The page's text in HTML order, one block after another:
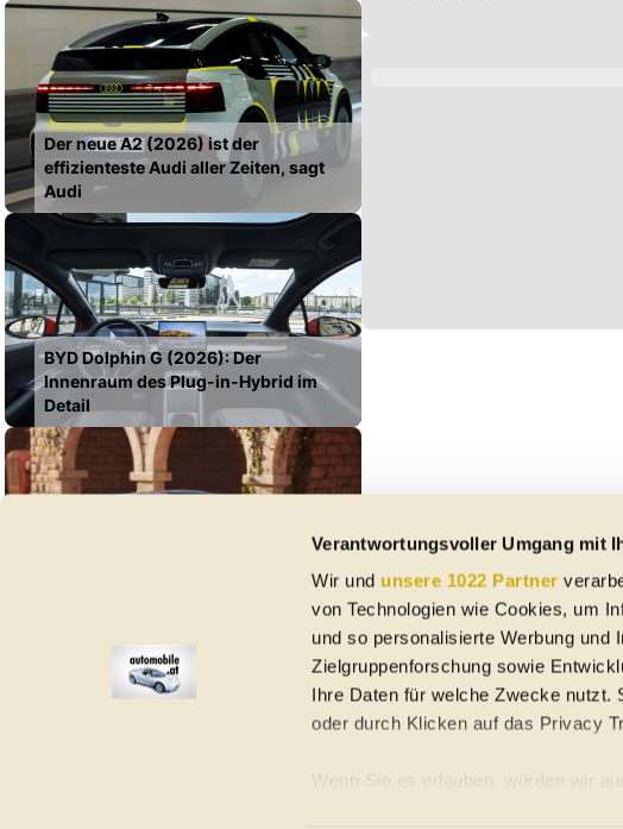
Verantwortungsvoller Umgang mit
Wir und unsere 1022 Partner
von Technologien wie Cookies, um
und so personalisierte Werbung und
Zielgruppenforschung sowie
Ihre Daten für welche Zwecke nutzt.
oder durch Klicken auf das Privacy
Wenn Sie es erlauben, würden wir
Der neue A2 (2026) ist der
effizienteste Audi aller Zeiten, sagt
Audi
BYD Dolphin G (2026): Der
Innenraum des Plug-in-Hybrid im
Detail